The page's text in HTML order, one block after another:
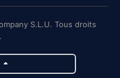
S.L.U. Tous droits